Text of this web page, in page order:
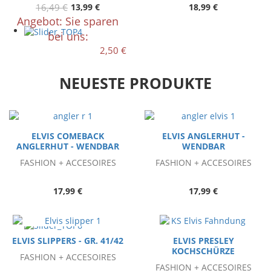
16,49 € 13,99 €
Angebot: Sie sparen
bei uns:
2,50 €
18,99 €
NEUESTE PRODUKTE
ELVIS COMEBACK
ANGLERHUT - WENDBAR
FASHION + ACCESOIRES
17,99 €
ELVIS ANGLERHUT -
WENDBAR
FASHION + ACCESOIRES
17,99 €
ELVIS SLIPPERS - GR. 41/42
FASHION + ACCESOIRES
ELVIS PRESLEY
KOCHSCHÜRZE
FASHION + ACCESOIRES